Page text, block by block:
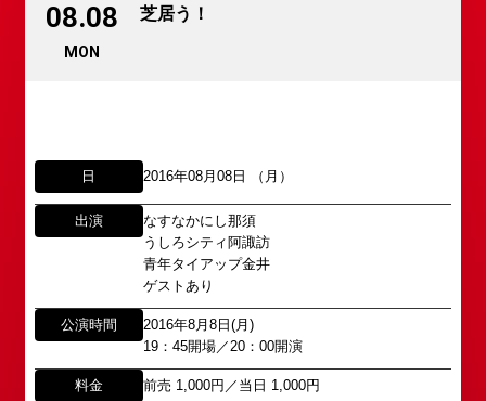
08.08
MON
芝居う！
日 2016年08月08日 （月）
出演
なすなかにし那須
うしろシティ阿諏訪
青年タイアップ金井
ゲストあり
公演時間
2016年8月8日(月)
19：45開場／20：00開演
料金 前売 1,000円／当日 1,000円
DAIHATSU
心斎橋角座トップ
公演情報
「角座」はかつて、浪花座、中座、朝日座、弁天座
と共に、
「五つ櫓」若しくは「道頓堀五座」と呼ばれ、
1960年～70年代には、上方演芸の殿堂として栄え
その後、「角座」の名称は、松竹(株)の直営映画館
(大阪市中央区)や
弊社直営の劇場「B1角座」(大阪市中央区)に引き継
がれていましたが、
以下のアドレスからお問い合わせ願います。
大阪本社 タレント開発室：
o-
school@shochikugeino.jp
東京支社 タレント開発室：
school@shochikugeino.jp
以下のページからお問い合わせ願います。
https://www.shochikugeino.co.jp/event/form/